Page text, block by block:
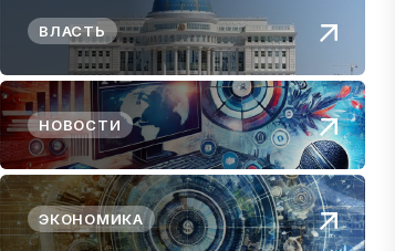
ВЛАСТЬ
НОВОСТИ
ЭКОНОМИКА